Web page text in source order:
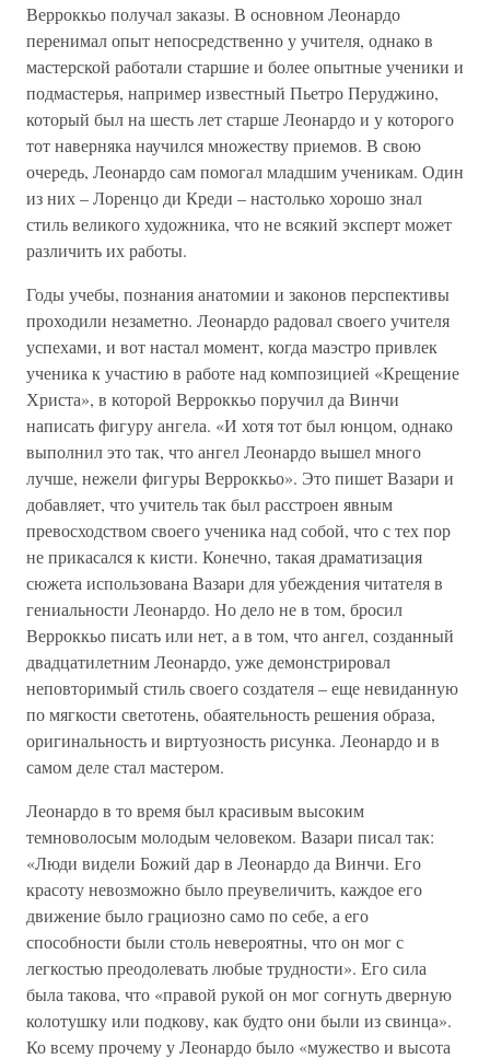
Верроккьо получал заказы. В основном Леонардо
перенимал опыт непосредственно у учителя, однако в
мастерской работали старшие и более опытные ученики и
подмастерья, например известный Пьетро Перуджино,
который был на шесть лет старше Леонардо и у которого
тот наверняка научился множеству приемов. В свою
очередь, Леонардо сам помогал младшим ученикам. Один
из них – Лоренцо ди Креди – настолько хорошо знал
стиль великого художника, что не всякий эксперт может
различить их работы.
Годы учебы, познания анатомии и законов перспективы
проходили незаметно. Леонардо радовал своего учителя
успехами, и вот настал момент, когда маэстро привлек
ученика к участию в работе над композицией «Крещение
Христа», в которой Верроккьо поручил да Винчи
написать фигуру ангела. «И хотя тот был юнцом, однако
выполнил это так, что ангел Леонардо вышел много
лучше, нежели фигуры Верроккьо». Это пишет Вазари и
добавляет, что учитель так был расстроен явным
превосходством своего ученика над собой, что с тех пор
не прикасался к кисти. Конечно, такая драматизация
сюжета использована Вазари для убеждения читателя в
гениальности Леонардо. Но дело не в том, бросил
Верроккьо писать или нет, а в том, что ангел, созданный
двадцатилетним Леонардо, уже демонстрировал
неповторимый стиль своего создателя – еще невиданную
по мягкости светотень, обаятельность решения образа,
оригинальность и виртуозность рисунка. Леонардо и в
самом деле стал мастером.
Леонардо в то время был красивым высоким
темноволосым молодым человеком. Вазари писал так:
«Люди видели Божий дар в Леонардо да Винчи. Его
красоту невозможно было преувеличить, каждое его
движение было грациозно само по себе, а его
способности были столь невероятны, что он мог с
легкостью преодолевать любые трудности». Его сила
была такова, что «правой рукой он мог согнуть дверную
колотушку или подкову, как будто они были из свинца».
Ко всему прочему у Леонардо было «мужество и высота